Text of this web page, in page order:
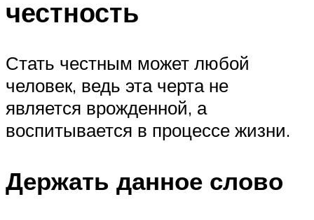
честность
Стать честным может любой
человек, ведь эта черта не
является врожденной, а
воспитывается в процессе жизни.
Держать данное слово